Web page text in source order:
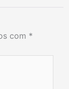
com *